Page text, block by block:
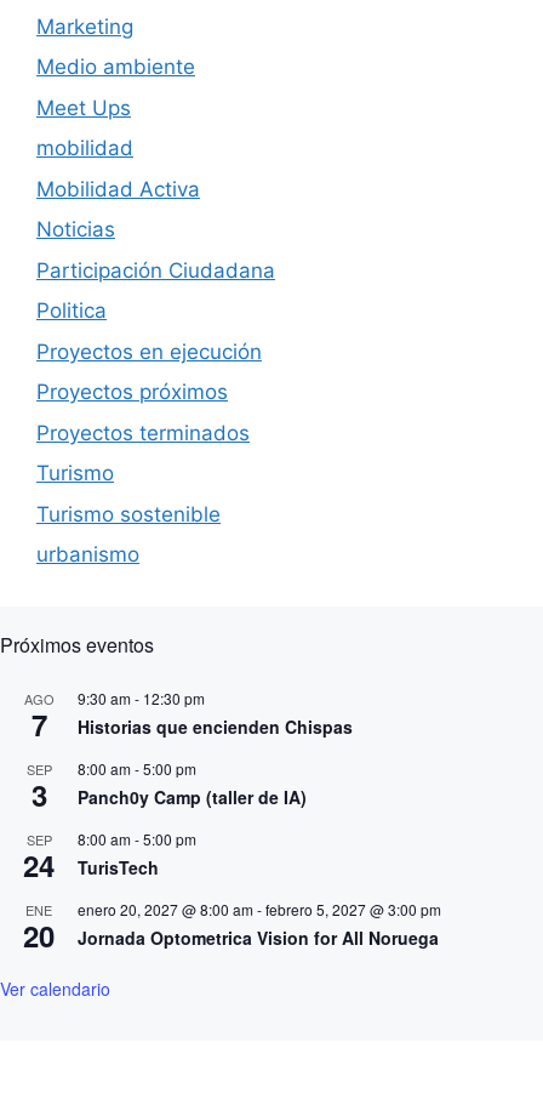
Marketing
Medio ambiente
Meet Ups
mobilidad
Mobilidad Activa
Noticias
Participación Ciudadana
Politica
Proyectos en ejecución
Proyectos próximos
Proyectos terminados
Turismo
Turismo sostenible
urbanismo
Próximos eventos
AGO
7
9:30 am- 12:30 pm
Historias que encienden Chispas
SEP
3
8:00 am-5:00 pm
Panch0y Camp (taller de IA)
SEP
24
8:00 am-5:00 pm
TurisTech
ENE
20
enero 20, 2027 @ 8:00 am-febrero 5, 2027 @ 3:00 pm
Jornada Optometrica Vision for All Noruega
Ver calendario